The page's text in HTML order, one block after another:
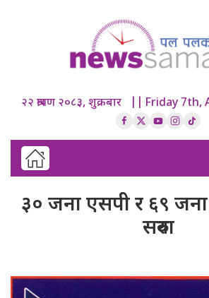
२२ श्रावण २०८३, शुक्रबार || Friday
३० जना एसपी र ६९
सरुवा